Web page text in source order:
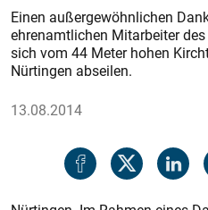
Einen außergewöhnlichen
ehrenamtlichen Mitarbeiter
sich vom 44 Meter hohen
Nürtingen abseilen.
13.08.2014